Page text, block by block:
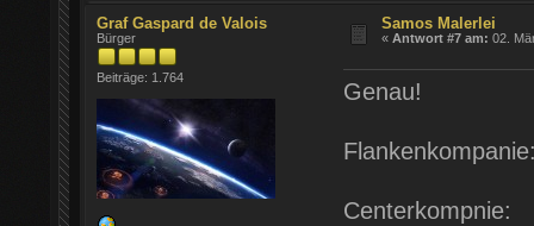
Graf Gaspard de Valois
Bürger
Beiträge: 1.764
Samos Malerlei
«Antwort #7 am: 02.
Genau!
Centerkompnie: